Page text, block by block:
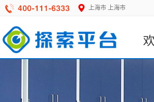
上海市 上海市